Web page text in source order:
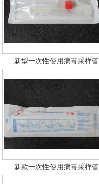
新型一次性使用病毒采样管
新款一次性使用病毒采样管